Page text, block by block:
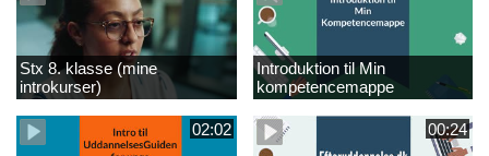
Stx 8. klasse (mine
introkurser)
Introduktion til Min
kompetencemappe
02:02 00:24